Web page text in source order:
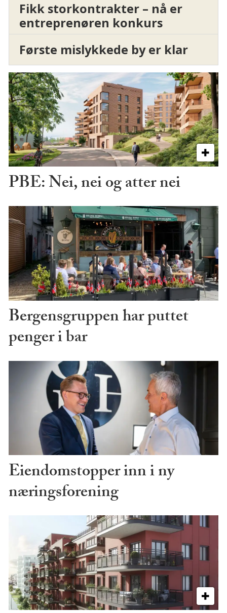
Fikk storkontrakter – nå er
entreprenøren konkurs
Første mislykkede by er klar
PBE: Nei, nei og atter nei
Bergensgruppen har puttet
penger i bar
Eiendomstopper inn i ny
næringsforening